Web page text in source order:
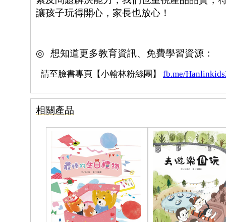
讓孩子玩得開心，家長也放心！
◎ 想知道更多教育資訊、免費學習資源：
請至臉書專頁【小翰林粉絲團】 fb.me/
相關產品